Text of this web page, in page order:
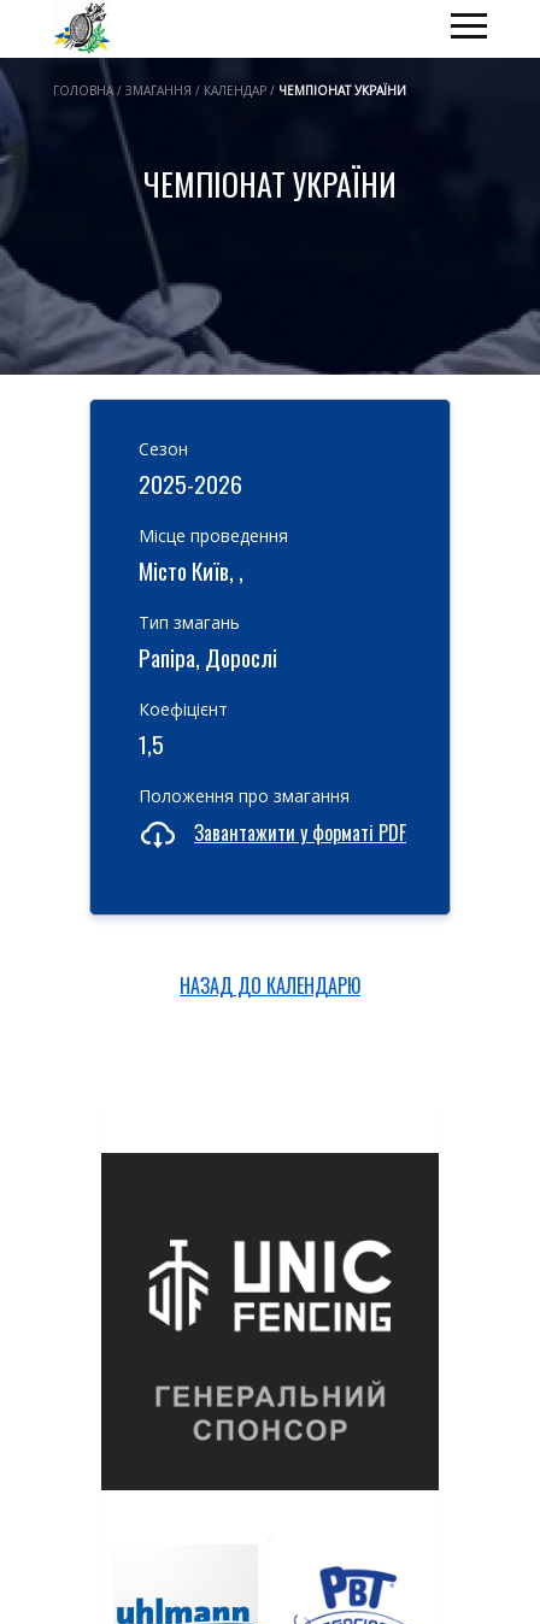
ГОЛОВНА / ЗМАГАННЯ / КАЛЕНДАР / ЧЕМПІОНАТ УКРАЇНИ
ЧЕМПІОНАТ УКРАЇНИ
Cезон
2025-2026
Місце проведення
Місто Київ, ,
Тип змагань
Рапіра, Дорослі
Коефіцієнт
1,5
Положення про змагання
Завантажити у форматі PDF
НАЗАД ДО КАЛЕНДАРЮ